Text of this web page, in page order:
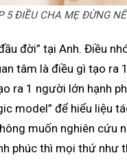
5 ĐIỀU CHA MẸ ĐỪNG
đời” tại Anh. Điều
tâm là điều gì tạo
ra 1 người lớn hạnh
model” để hiểu liệu
muốn nghiên cứu
phúc thì mọi thứ như